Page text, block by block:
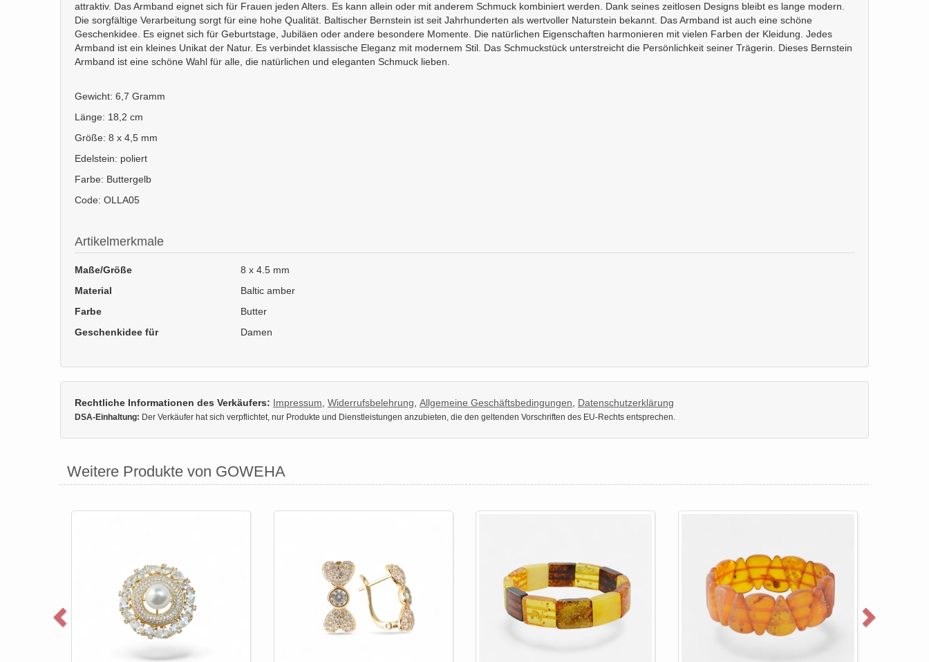
attraktiv. Das Armband eignet sich für Frauen jeden Alters. Es kann allein oder mit anderem Schmuck kombiniert werden. Dank seines zeitlosen Designs bleibt es lange modern.
Die sorgfältige Verarbeitung sorgt für eine hohe Qualität. Baltischer Bernstein ist seit Jahrhunderten als wertvoller Naturstein bekannt. Das Armband ist auch eine schöne
Geschenkidee. Es eignet sich für Geburtstage, Jubiläen oder andere besondere Momente. Die natürlichen Eigenschaften harmonieren mit vielen Farben der Kleidung. Jedes
Armband ist ein kleines Unikat der Natur. Es verbindet klassische Eleganz mit modernem Stil. Das Schmuckstück unterstreicht die Persönlichkeit seiner Trägerin. Dieses Bernstein
Armband ist eine schöne Wahl für alle, die natürlichen und eleganten Schmuck lieben.
Gewicht: 6,7 Gramm
Länge: 18,2 cm
Größe: 8 x 4,5 mm
Edelstein: poliert
Farbe: Buttergelb
Code: OLLA05
Artikelmerkmale
Maße/Größe
8 x 4.5 mm
Material
Baltic amber
Farbe
Butter
Geschenkidee für
Damen
Rechtliche Informationen des Verkäufers: Impressum Widerrufsbelehrung Allgemeine Geschäftsbedingungen Datenschutzerklärung
DSA-Einhaltung: Der Verkäufer hat sich verpflichtet, nur Produkte und Dienstleistungen anzubieten, die den geltenden Vorschriften des EU-Rechts entsprechen.
Weitere Produkte von GOWEHA